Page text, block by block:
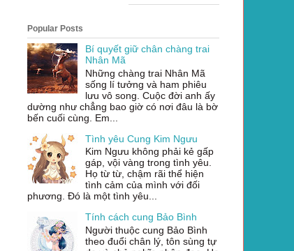
Popular Posts
Bí quyết giữ chân chàng trai
Nhân Mã
Những chàng trai Nhân Mã
sống lí tưởng và ham phiêu
lưu vô song. Cuộc đời anh ấy
dường như chẳng bao giờ có nơi đâu là bờ
bến cuối cùng. Em...
Tình yêu Cung Kim Ngưu
Kim Ngưu không phải kẻ gấp
gáp, vội vàng trong tình yêu.
Họ từ từ, chậm rãi thể hiện
tình cảm của mình với đối
phương. Đó là một tình yêu...
Tính cách cung Bảo Bình
Người thuộc cung Bảo Bình
theo đuổi chân lý, tôn sùng tự